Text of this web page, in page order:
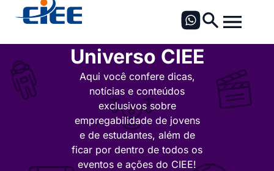
Universo CIEE
Aqui você confere dicas,
notícias e conteúdos
exclusivos sobre
empregabilidade de jovens
e de estudantes, além de
ficar por dentro de todos os
eventos e ações do CIEE!